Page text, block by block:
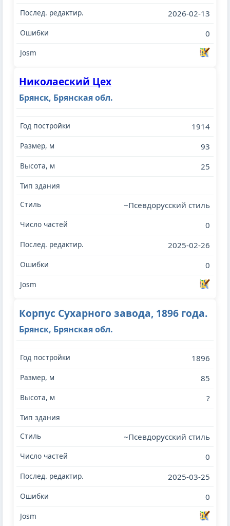
2026-02-13
0
Николаеский Цех
Брянск, Брянская обл.
1914
93
25
~Псевдорусский стиль
0
2025-02-26
0
Корпус Сухарного завода, 1896 года.
Брянск, Брянская обл.
1896
85
?
~Псевдорусский стиль
0
2025-03-25
0